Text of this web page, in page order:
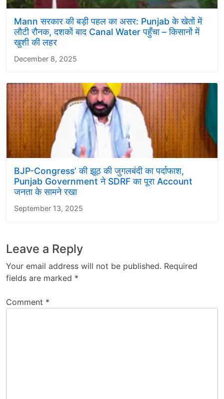
Mann सरकार की बड़ी पहल का असर: Punjab के खेतों में
लौटी रौनक, दशकों बाद Canal Water पहुँचा – किसानों में
खुशी की लहर
December 8, 2025
BJP-Congress’ की झूठ की जुगलबंदी का पर्दाफाश,
Punjab Government ने SDRF का पूरा Account
जनता के सामने रखा
September 13, 2025
Leave a Reply
Your email address will not be published. Required
fields are marked *
Comment *